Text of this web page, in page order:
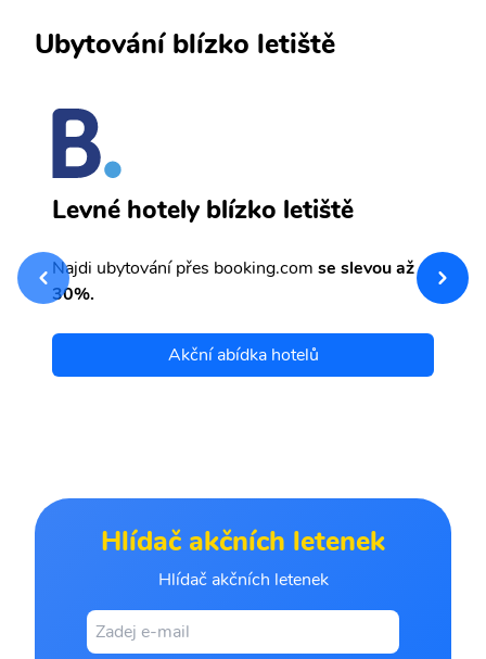
Ubytování blízko letiště
Levné hotely blízko letiště
Najdi ubytování přes booking.com se slevou až
30%.
Akční abídka hotelů
Hlídač akčních letenek
Hlídač akčních letenek